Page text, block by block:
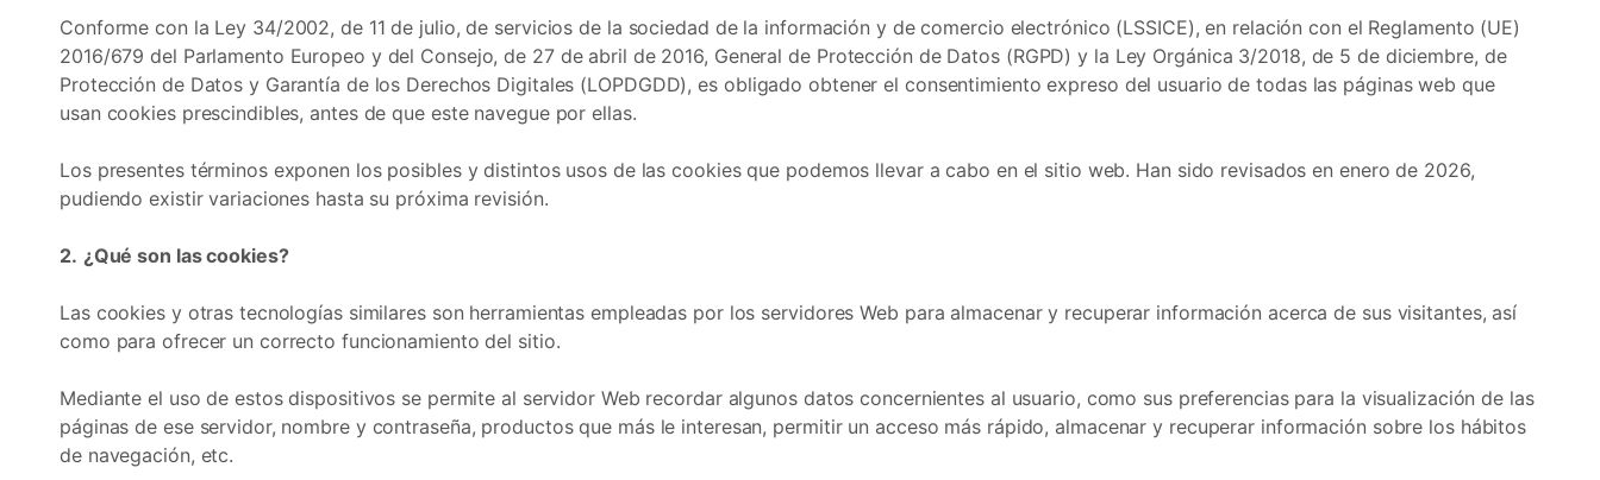
Conforme con la Ley 34/2002, de 11 de julio, de servicios de la sociedad de la información y de comercio electrónico (LSSICE), en relación con el Reglamento (UE)
2016/679 del Parlamento Europeo y del Consejo, de 27 de abril de 2016, General de Protección de Datos (RGPD) y la Ley Orgánica 3/2018, de 5 de diciembre, de
Protección de Datos y Garantía de los Derechos Digitales (LOPDGDD), es obligado obtener el consentimiento expreso del usuario de todas las páginas web que
usan cookies prescindibles, antes de que este navegue por ellas.
Los presentes términos exponen los posibles y distintos usos de las cookies que podemos llevar a cabo en el sitio web. Han sido revisados en enero de 2026,
pudiendo existir variaciones hasta su próxima revisión.
2. ¿Qué son las cookies?
Las cookies y otras tecnologías similares son herramientas empleadas por los servidores Web para almacenar y recuperar información acerca de sus visitantes, así
como para ofrecer un correcto funcionamiento del sitio.
Mediante el uso de estos dispositivos se permite al servidor Web recordar algunos datos concernientes al usuario, como sus preferencias para la visualización de las
páginas de ese servidor, nombre y contraseña, productos que más le interesan, permitir un acceso más rápido, almacenar y recuperar información sobre los hábitos
de navegación, etc.